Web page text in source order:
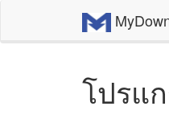
โปรแ